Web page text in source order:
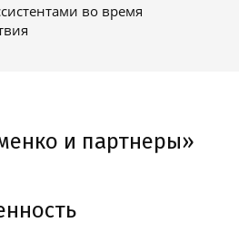
во время
и партнеры»